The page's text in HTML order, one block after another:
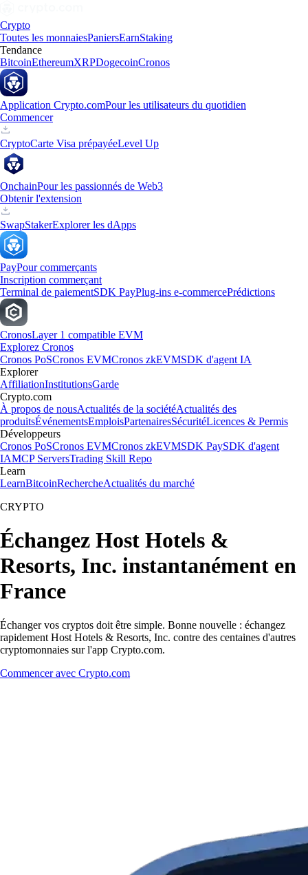
Crypto
Toutes les monnaiesPaniersEarnStaking
Tendance
BitcoinEthereumXRPDogecoinCronos
Application Crypto.comPour les utilisateurs du quotidien
Commencer
CryptoCarte Visa prépayéeLevel Up
OnchainPour les passionnés de Web3
Obtenir l'extension
SwapStakerExplorer les dApps
PayPour commerçants
Inscription commerçant
Terminal de paiementSDK PayPlug-ins e-commercePrédictions
CronosLayer 1 compatible EVM
Explorez Cronos
Cronos PoSCronos EVMCronos zkEVMSDK d'agent IA
Explorer
AffiliationInstitutionsGarde
Crypto.com
À propos de nousActualités de la sociétéActualités des
produitsÉvénementsEmploisPartenairesSécuritéLicences & Permis
Développeurs
Cronos PoSCronos EVMCronos zkEVMSDK PaySDK d'agent
IAMCP ServersTrading Skill Repo
Learn
LearnBitcoinRechercheActualités du marché
CRYPTO
Échangez Host Hotels &
Resorts, Inc. instantanément en
France
Échanger vos cryptos doit être simple. Bonne nouvelle : échangez
rapidement Host Hotels & Resorts, Inc. contre des centaines d'autres
cryptomonnaies sur l'app Crypto.com.
Commencer avec Crypto.com